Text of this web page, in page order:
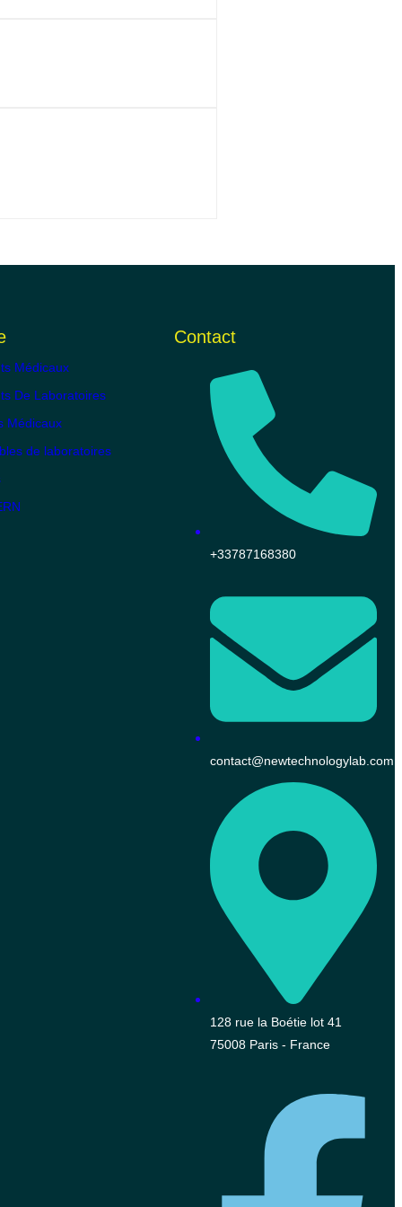
Médicaux
De Laboratoires
Médicaux
de laboratoires
Contact
+33787168380
contact@newtechnologylab.com
128 rue la Boétie lot 41
75008 Paris - France